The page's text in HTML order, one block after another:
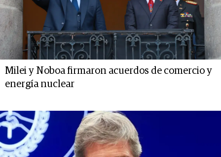
Milei y Noboa firmaron acuerdos de comercio y
energía nuclear